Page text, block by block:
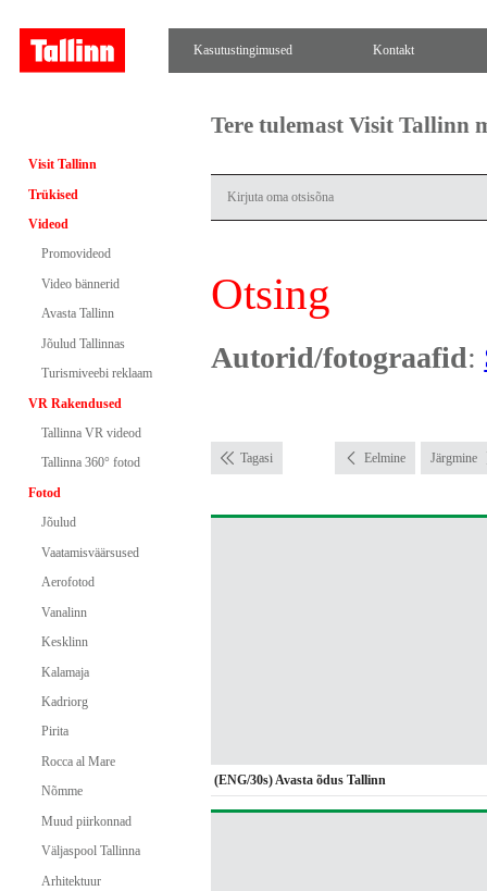
Kasutustingimused Kontakt
Visit Tallinn
Trükised
Videod
Promovideod
Video bännerid
Avasta Tallinn
Jõulud Tallinnas
Turismiveebi reklaam
VR Rakendused
Tallinna VR videod
Tallinna 360° fotod
Fotod
Jõulud
Vaatamisväärsused
Aerofotod
Vanalinn
Kesklinn
Kalamaja
Kadriorg
Pirita
Rocca al Mare
Nõmme
Muud piirkonnad
Väljaspool Tallinna
Arhitektuur
Tere tulemast Visit Tallinn
Otsing
Autorid/fotograafid:
Tagasi Eelmine Järgmine
(ENG/30s) Avasta õdus Tallinn